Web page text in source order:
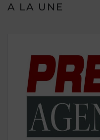
A LA UNE